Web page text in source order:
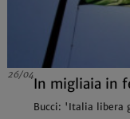
In migliaia in
Bucci: 'Italia libera
26/04